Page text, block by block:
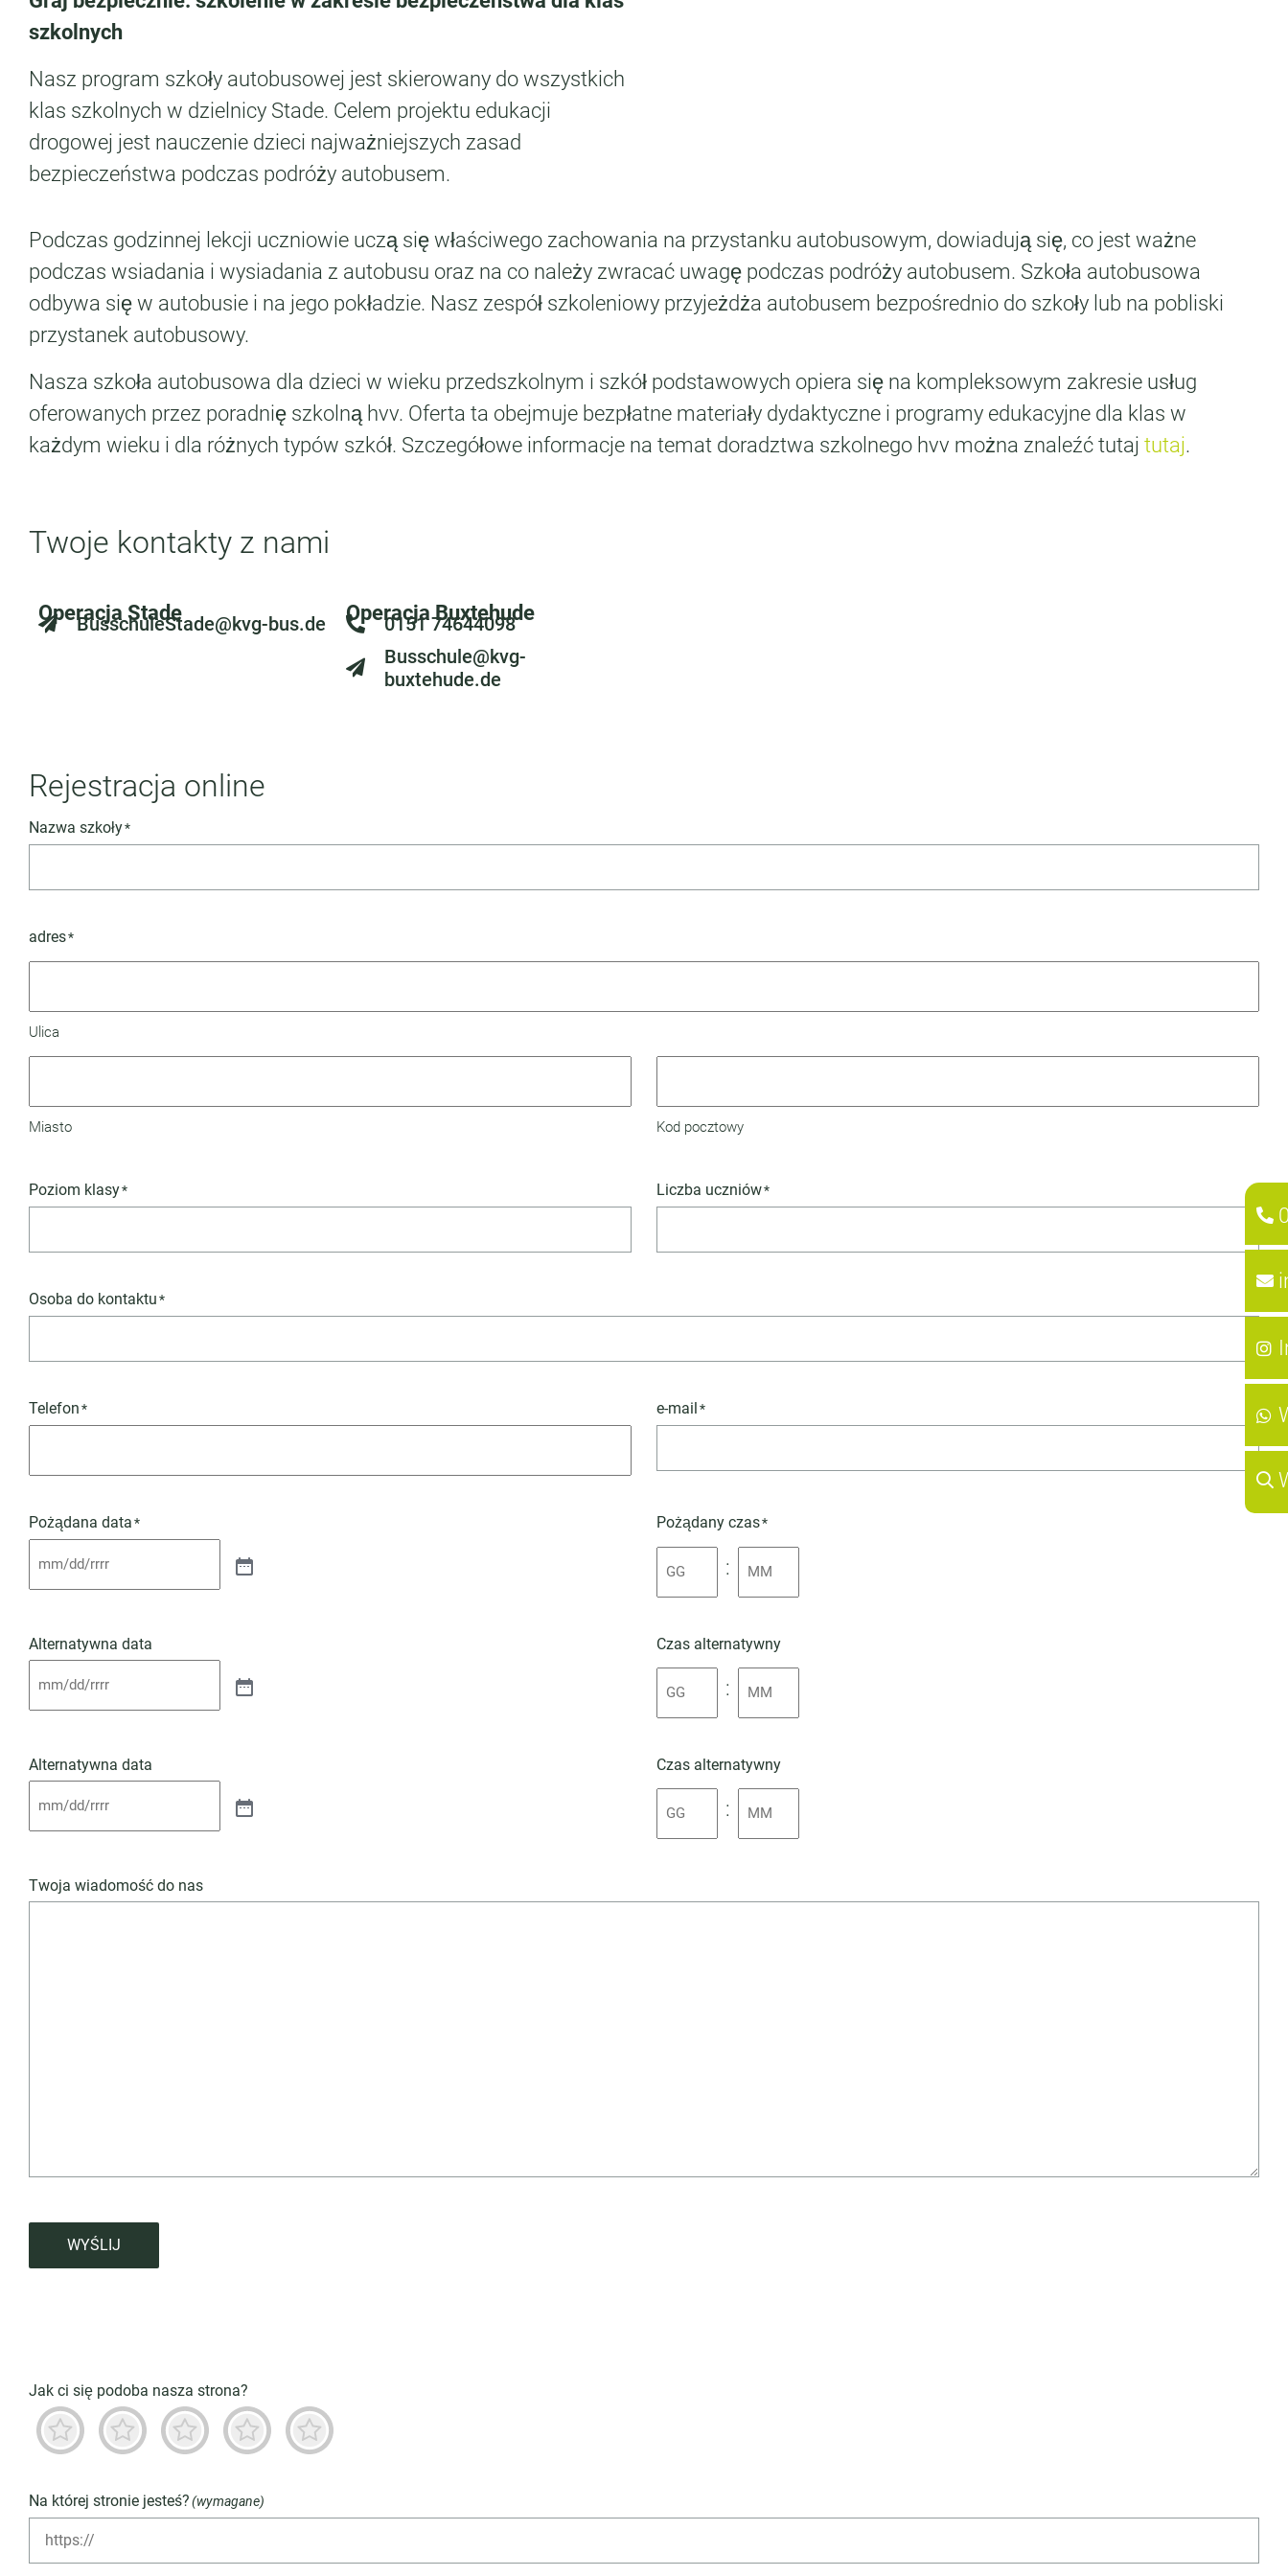
szkolnych
Nasz program szkoły autobusowej jest skierowany do wszystkich
klas szkolnych w dzielnicy Stade. Celem projektu edukacji
drogowej jest nauczenie dzieci najważniejszych zasad
bezpieczeństwa podczas podróży autobusem.
Podczas godzinnej lekcji uczniowie uczą się właściwego zachowania na przystanku autobusowym, dowiadują się, co jest ważne
podczas wsiadania i wysiadania z autobusu oraz na co należy zwracać uwagę podczas podróży autobusem. Szkoła autobusowa
odbywa się w autobusie i na jego pokładzie. Nasz zespół szkoleniowy przyjeżdża autobusem bezpośrednio do szkoły lub na pobliski
przystanek autobusowy.
Nasza szkoła autobusowa dla dzieci w wieku przedszkolnym i szkół podstawowych opiera się na kompleksowym zakresie usług
oferowanych przez poradnię szkolną hvv. Oferta ta obejmuje bezpłatne materiały dydaktyczne i programy edukacyjne dla klas w
każdym wieku i dla różnych typów szkół. Szczegółowe informacje na temat doradztwa szkolnego hvv można znaleźć tutaj tutaj.
Twoje kontakty z nami
Operacja Stade
BusschuleStade@kvg-bus.de Operacja Buxtehude
0151 74644098
Busschule@kvg-
buxtehude.de
Rejestracja online
Nazwa szkoły*
adres*
Ulica
Miasto Kod pocztowy
Poziom klasy* Liczba uczniów*
Osoba do kontaktu*
Telefon* e-mail*
Pożądana data* Pożądany czas*
:
Alternatywna data Czas alternatywny
:
Alternatywna data Czas alternatywny
:
Twoja wiadomość do nas
WYŚLIJ
Jak ci się podoba nasza strona?
Znakomity
Przeważnie dobry
Neutralny
Niedobrze
Okropny
Na której stronie jesteś?(wymagane)